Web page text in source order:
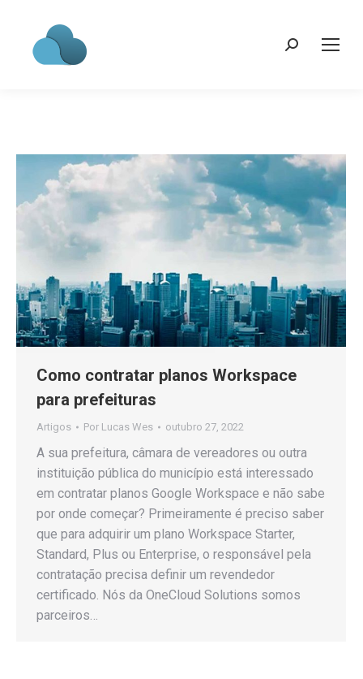
Search:
Como contratar planos Workspace
para prefeituras
Artigos Por Lucas Wes outubro 27, 2022
A sua prefeitura, câmara de vereadores ou outra
instituição pública do município está interessado
em contratar planos Google Workspace e não sabe
por onde começar? Primeiramente é preciso saber
que para adquirir um plano Workspace Starter,
Standard, Plus ou Enterprise, o responsável pela
contratação precisa definir um revendedor
certificado. Nós da OneCloud Solutions somos
parceiros…